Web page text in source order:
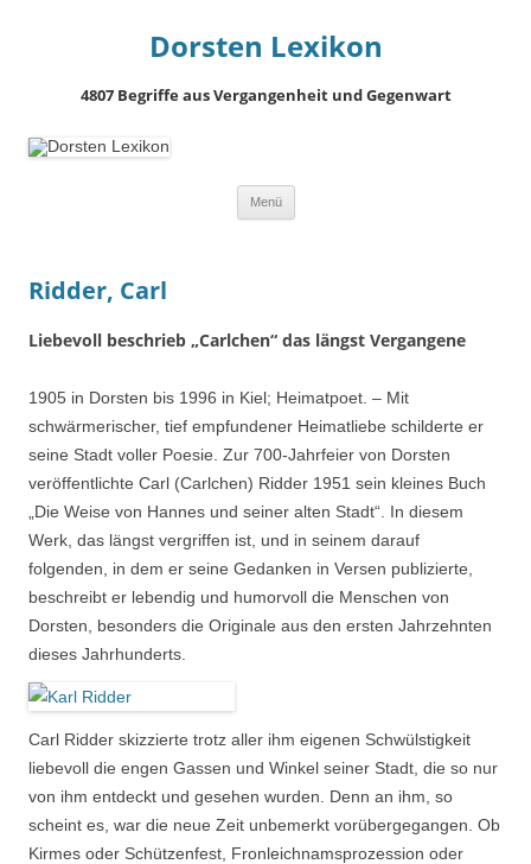
Dorsten Lexikon
4807 Begriffe aus Vergangenheit und Gegenwart
Menü
Ridder, Carl
Liebevoll beschrieb „Carlchen“ das längst Vergangene
1905 in Dorsten bis 1996 in Kiel; Heimatpoet. – Mit
schwärmerischer, tief empfundener Heimatliebe schilderte er
seine Stadt voller Poesie. Zur 700-Jahrfeier von Dorsten
veröffentlichte Carl (Carlchen) Ridder 1951 sein kleines Buch
„Die Weise von Hannes und seiner alten Stadt“. In diesem
Werk, das längst vergriffen ist, und in seinem darauf
folgenden, in dem er seine Gedanken in Versen publizierte,
beschreibt er lebendig und humorvoll die Menschen von
Dorsten, besonders die Originale aus den ersten Jahrzehnten
dieses Jahrhunderts.
Carl Ridder skizzierte trotz aller ihm eigenen Schwülstigkeit
liebevoll die engen Gassen und Winkel seiner Stadt, die so nur
von ihm entdeckt und gesehen wurden. Denn an ihm, so
scheint es, war die neue Zeit unbemerkt vorübergegangen. Ob
Kirmes oder Schützenfest, Fronleichnamsprozession oder